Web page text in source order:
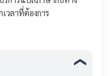
วลาที่ต้องการ